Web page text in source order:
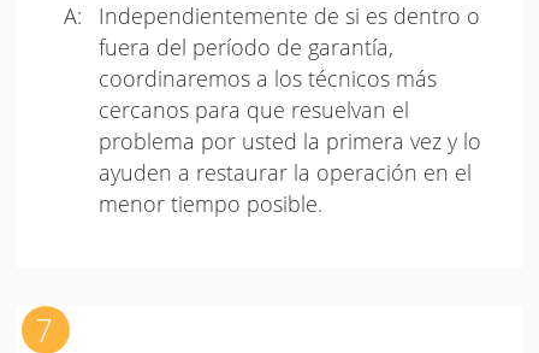
Independientemente de si es dentro o
fuera del período de garantía,
coordinaremos a los técnicos más
cercanos para que resuelvan el
problema por usted la primera vez y lo
ayuden a restaurar la operación en el
menor tiempo posible.